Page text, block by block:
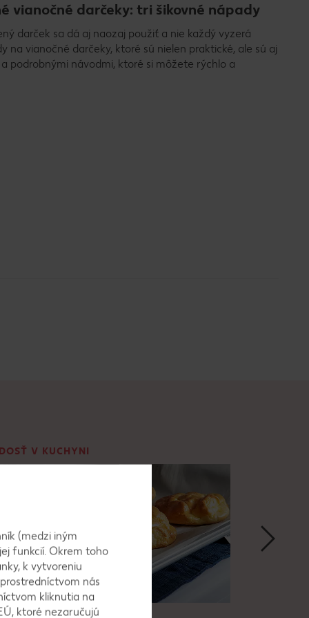
vianočné darčeky: tri šikovné nápady
darček sa dá aj naozaj použiť a nie každý vyzerá
na vianočné darčeky, ktoré sú nielen praktické, ale sú aj
podrobnými návodmi, ktoré si môžete rýchlo a
V KUCHYNI
- stock.adobe.com
(medzi iným
funkcií. Okrem toho
k vytvoreniu
nás
kliknutia na
ktoré nezaručujú